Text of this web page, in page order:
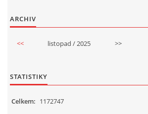
ARCHIV
<< listopad / 2025 >>
STATISTIKY
Celkem: 1172747